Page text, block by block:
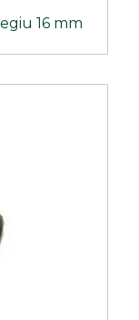
16 mm